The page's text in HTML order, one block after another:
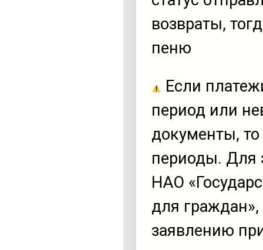
возвраты,
пеню
Если
период или
документы,
периоды. Для
НАО
для
заявлению